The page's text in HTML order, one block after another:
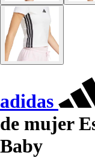
adidas
de mujer
Baby